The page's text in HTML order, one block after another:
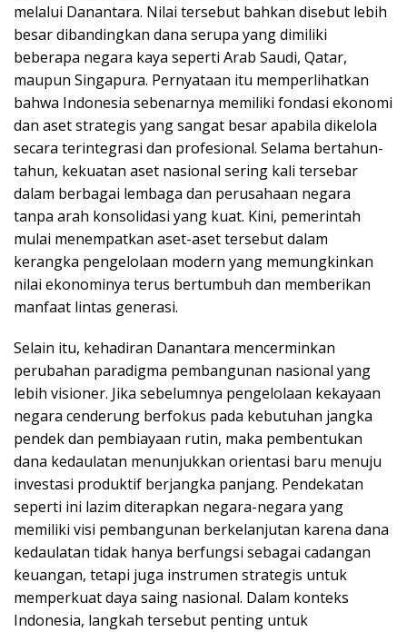
melalui Danantara. Nilai tersebut bahkan disebut lebih
besar dibandingkan dana serupa yang dimiliki
beberapa negara kaya seperti Arab Saudi, Qatar,
maupun Singapura. Pernyataan itu memperlihatkan
bahwa Indonesia sebenarnya memiliki fondasi ekonomi
dan aset strategis yang sangat besar apabila dikelola
secara terintegrasi dan profesional. Selama bertahun-
tahun, kekuatan aset nasional sering kali tersebar
dalam berbagai lembaga dan perusahaan negara
tanpa arah konsolidasi yang kuat. Kini, pemerintah
mulai menempatkan aset-aset tersebut dalam
kerangka pengelolaan modern yang memungkinkan
nilai ekonominya terus bertumbuh dan memberikan
manfaat lintas generasi.
Selain itu, kehadiran Danantara mencerminkan
perubahan paradigma pembangunan nasional yang
lebih visioner. Jika sebelumnya pengelolaan kekayaan
negara cenderung berfokus pada kebutuhan jangka
pendek dan pembiayaan rutin, maka pembentukan
dana kedaulatan menunjukkan orientasi baru menuju
investasi produktif berjangka panjang. Pendekatan
seperti ini lazim diterapkan negara-negara yang
memiliki visi pembangunan berkelanjutan karena dana
kedaulatan tidak hanya berfungsi sebagai cadangan
keuangan, tetapi juga instrumen strategis untuk
memperkuat daya saing nasional. Dalam konteks
Indonesia, langkah tersebut penting untuk